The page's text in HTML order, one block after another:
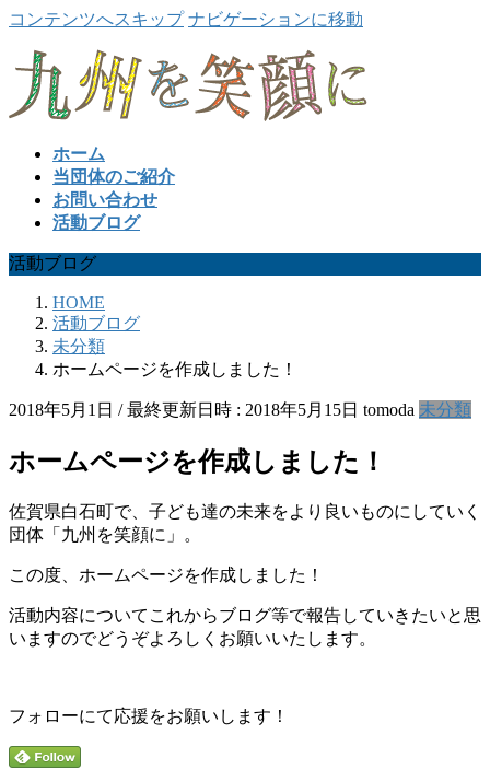
コンテンツへスキップ ナビゲーションに移動
ホーム
当団体のご紹介
お問い合わせ
活動ブログ
活動ブログ
HOME
活動ブログ
未分類
ホームページを作成しました！
2018年5月1日 / 最終更新日時 : 2018年5月15日 tomoda 未分類
ホームページを作成しました！
佐賀県白石町で、子ども達の未来をより良いものにしていく
団体「九州を笑顔に」。
この度、ホームページを作成しました！
活動内容についてこれからブログ等で報告していきたいと思
いますのでどうぞよろしくお願いいたします。
フォローにて応援をお願いします！